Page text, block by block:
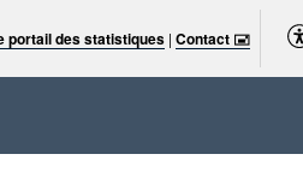
portail des statistiques |Contact 🖃